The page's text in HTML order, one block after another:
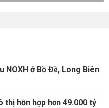
NOXH ở Bồ Đề, Long Biên
thị hỗn hợp hơn 49.000 tỷ